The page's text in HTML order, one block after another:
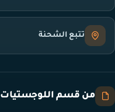
تتبع الشحنة
من قسم اللوجستيات